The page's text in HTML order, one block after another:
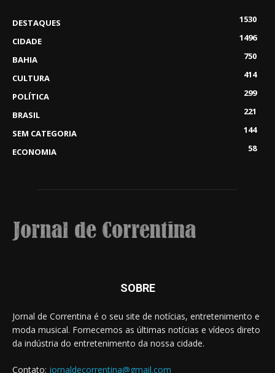
DESTAQUES
1530
CIDADE
1496
BAHIA
750
CULTURA
414
POLÍTICA
299
BRASIL
221
SEM CATEGORIA
144
ECONOMIA
58
SOBRE
Jornal de Correntina é o seu site de notícias, entretenimento e
moda musical. Fornecemos as últimas notícias e vídeos direto
da indústria do entretenimento da nossa cidade.
Contato: jornaldecorrentina@gmail.com